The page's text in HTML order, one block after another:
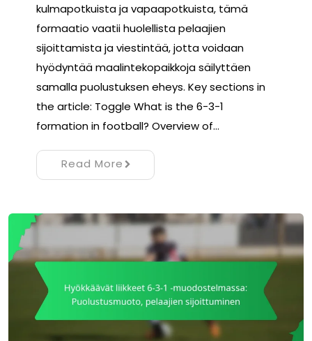
kulmapotkuista ja vapaapotkuista, tämä
formaatio vaatii huolellista pelaajien
sijoittamista ja viestintää, jotta voidaan
hyödyntää maalintekopaikkoja säilyttäen
samalla puolustuksen eheys. Key sections in
the article: Toggle What is the 6-3-1
formation in football? Overview of…
Read More